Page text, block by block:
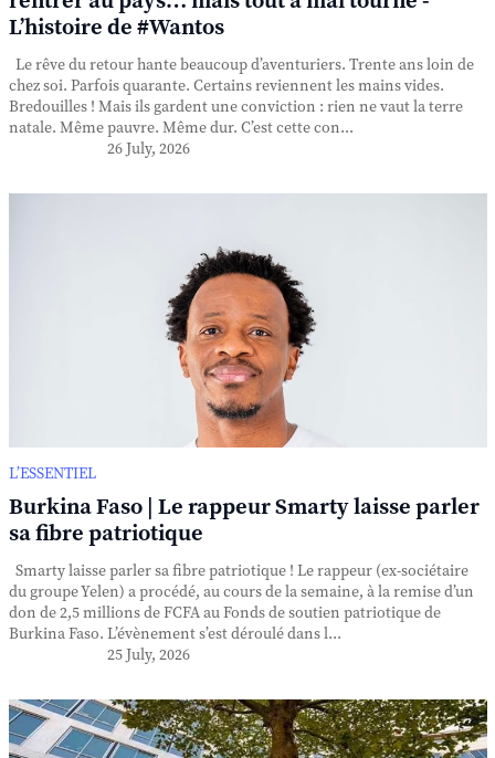
L’histoire de #Wantos
Le rêve du retour hante beaucoup d’aventuriers. Trente ans loin de
chez soi. Parfois quarante. Certains reviennent les mains vides.
Bredouilles ! Mais ils gardent une conviction : rien ne vaut la terre
natale. Même pauvre. Même dur. C’est cette con...
26 July, 2026
L’ESSENTIEL
Burkina Faso | Le rappeur Smarty laisse parler
sa fibre patriotique
Smarty laisse parler sa fibre patriotique ! Le rappeur (ex-sociétaire
du groupe Yelen) a procédé, au cours de la semaine, à la remise d’un
don de 2,5 millions de FCFA au Fonds de soutien patriotique de
Burkina Faso. L’évènement s’est déroulé dans l...
25 July, 2026